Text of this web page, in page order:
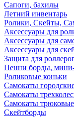
Сапоги, бахилы
Летний инвентарь
Ролики, Скейты,
Аксессуары для
Аксессуары для
Аксессуары для
Защита для
Пенни борды,
Роликовые коньки
Самокаты
Самокаты
Самокаты трюковые
Скейтборды